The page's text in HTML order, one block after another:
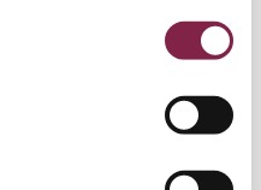
rundspørge blandt 183
Børn&Unge